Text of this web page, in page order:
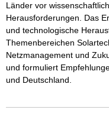
Länder vor
Herausforderungen. Das
und technologische
Themenbereichen
Netzmanagement und
und formuliert
und Deutschland.